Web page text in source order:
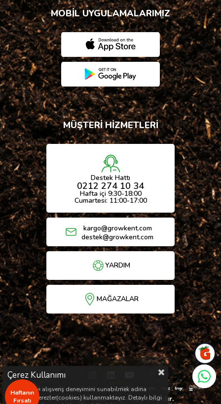
MOBİL UYGULAMALARIMIZ
MÜŞTERİ HİZMETLERİ
Destek Hattı
0212 274 10 34
Hafta içi 9:30-18:00
Cumartesi: 11:00-17:00
kargo@growkent.com
destek@growkent.com
YARDIM
MAĞAZALAR
Haftanın
Fırsatı
© Copyright 2026 / Her hakkı saklıdır.
Çerez Kullanımı
Sizlere en iyi alışveriş deneyimini sunabilmek adına
sitemizde çerezler(cookies) kullanmaktayız. Detaylı bilgi